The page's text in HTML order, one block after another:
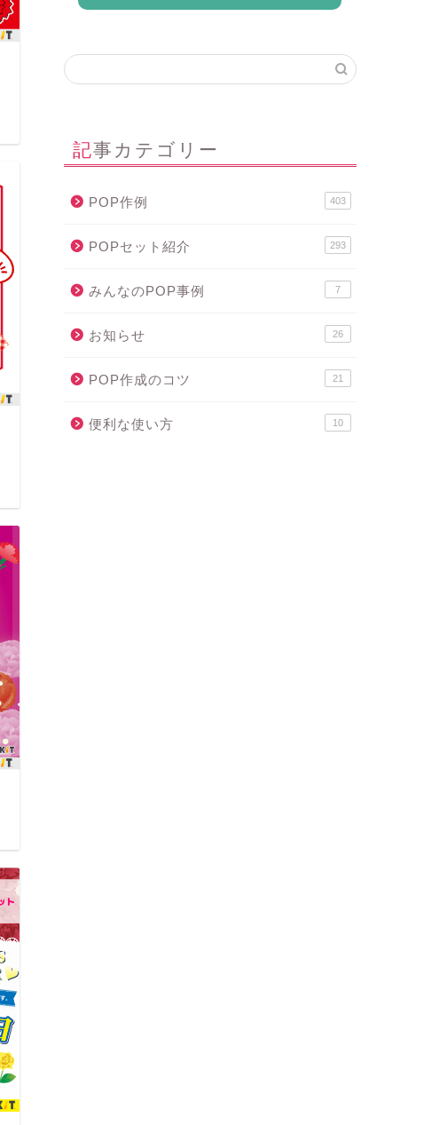
記事カテゴリー
POP作例 403
POPセット紹介 293
みんなのPOP事例 7
お知らせ 26
POP作成のコツ 21
便利な使い方 10